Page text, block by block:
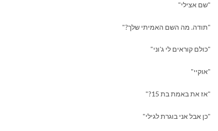
"שם אצילי"
"תודה. מה השם האמיתי שלך?"
"כולם קוראים לי ג'וני"
"אוקיי"
"אז את באמת בת 15?"
"כן אבל אני בוגרת לגילי"